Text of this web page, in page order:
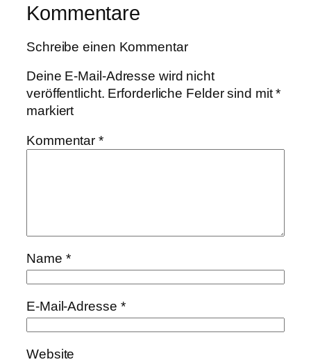
Kommentare
Schreibe einen Kommentar
Deine E-Mail-Adresse wird nicht
veröffentlicht. Erforderliche Felder sind mit*
markiert
Kommentar*
Name *
E-Mail-Adresse *
Website